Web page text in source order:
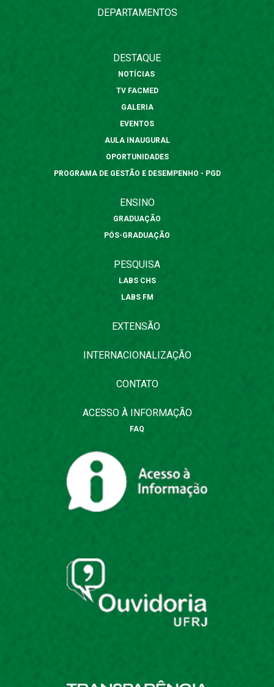
DEPARTAMENTOS
DESTAQUE
NOTÍCIAS
TV FACMED
GALERIA
EVENTOS
AULA INAUGURAL
OPORTUNIDADES
PROGRAMA DE GESTÃO E DESEMPENHO - PGD
ENSINO
GRADUAÇÃO
PÓS-GRADUAÇÃO
PESQUISA
LABS CHS
LABS FM
EXTENSÃO
INTERNACIONALIZAÇÃO
CONTATO
ACESSO À INFORMAÇÃO
FAQ